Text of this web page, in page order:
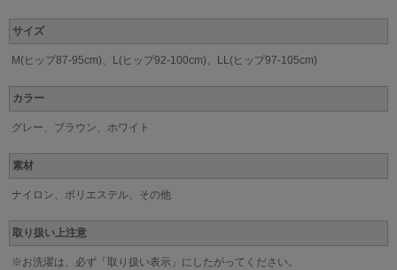
サイズ
M(ヒップ87-95cm)、L(ヒップ92-100cm)、LL(ヒップ97-105cm)
カラー
グレー、ブラウン、ホワイト
素材
ナイロン、ポリエステル、その他
取り扱い上注意
※お洗濯は、必ず「取り扱い表示」にしたがってください。